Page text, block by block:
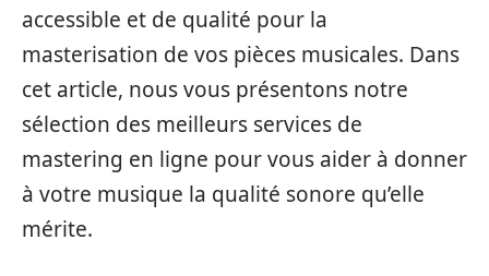
accessible et de qualité pour la
masterisation de vos pièces musicales. Dans
cet article, nous vous présentons notre
sélection des meilleurs services de
mastering en ligne pour vous aider à donner
à votre musique la qualité sonore qu’elle
mérite.